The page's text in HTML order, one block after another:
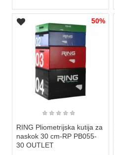
50%
★ ★ ★ ★ ★
RING Pliometrijska kutija za
naskok 30 cm-RP PB055-
30 OUTLET